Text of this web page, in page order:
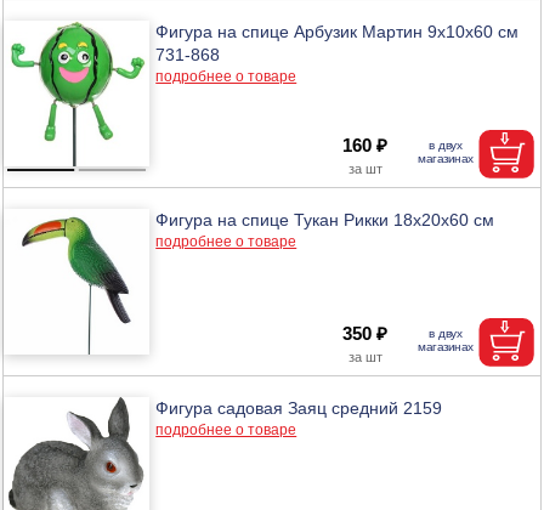
Фигура на спице Арбузик Мартин 9х10х60 см
731-868
подробнее о товаре
160 ₽
Фигура на спице Тукан Рикки 18х20х60 см
подробнее о товаре
350 ₽
Фигура садовая Заяц средний 2159
подробнее о товаре